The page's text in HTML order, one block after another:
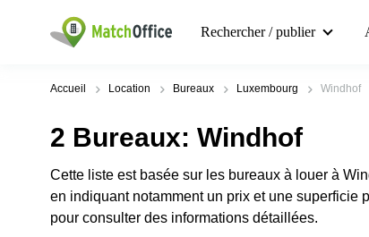
Rechercher / publier
Accueil Location Bureaux Luxembourg Windhof
2 Bureaux: Windhof
Cette liste est basée sur les bureaux à louer à
en indiquant notamment un prix et une superficie
pour consulter des informations détaillées.